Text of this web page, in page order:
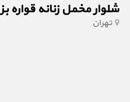
شلوار مخمل زنانه قواره
تهران